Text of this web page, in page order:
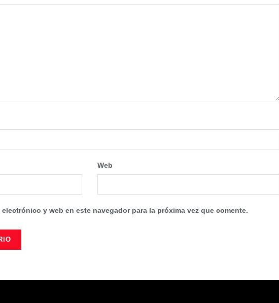
Web
y web en este navegador para la próxima vez que comente.